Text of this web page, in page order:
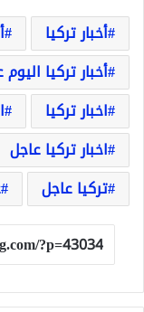
أخبار تركيا
أخبار تركيا
اخبار تركيا
اخبار تركيا عاجل
تركيا عاجل